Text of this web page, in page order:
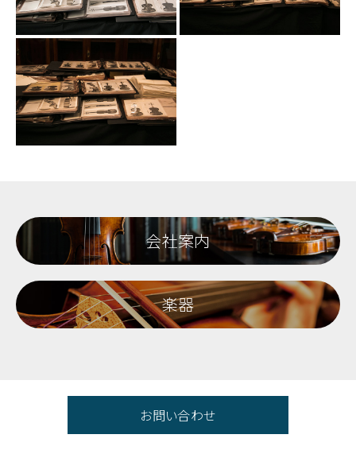
会社案内
楽器
お問い合わせ